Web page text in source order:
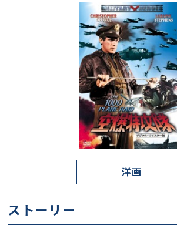
洋画
ストーリー